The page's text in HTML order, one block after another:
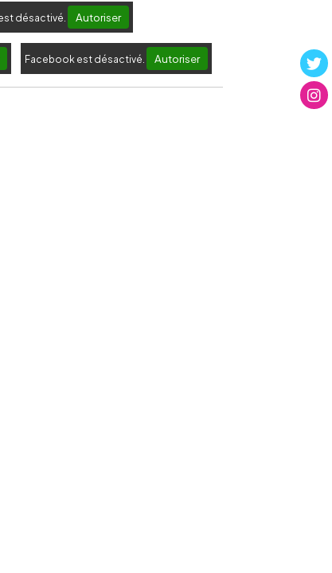
désactivé. Autoriser
Facebook est désactivé. Autoriser